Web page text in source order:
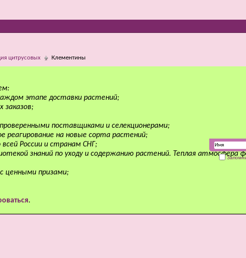
цитрусовых Клементины
этапе доставки растений;
заказов;
поставщиками и селекционерами;
на новые сорта растений;
России и странам СНГ;
знаний по уходу и содержанию растений. Теплая атмосфера
ценными призами;
.